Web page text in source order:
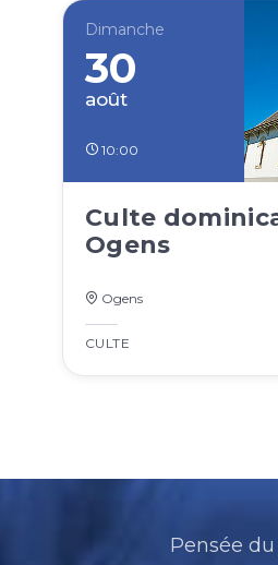
Dimanche
30
août
10:00
Culte
Ogens
Ogens
CULTE
Pensée